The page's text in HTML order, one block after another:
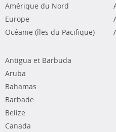
Amérique du Nord
Europe
Océanie (îles du Pacifique)
Antigua et Barbuda
Aruba
Bahamas
Barbade
Belize
Canada